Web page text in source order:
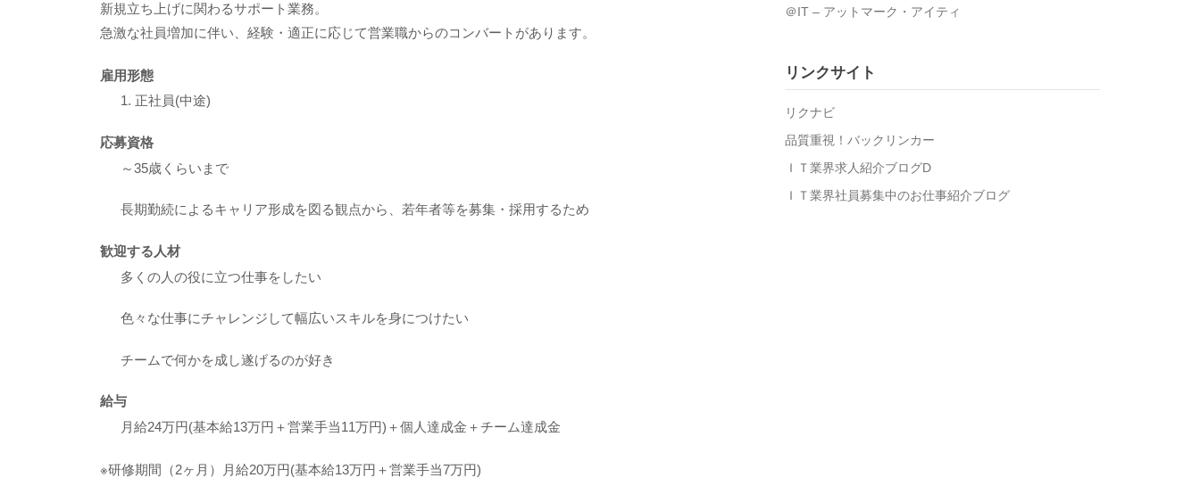
新規立ち上げに関わるサポート業務。
急激な社員増加に伴い、経験・適正に応じて営業職からのコンバートがあります。
雇用形態
1. 正社員(中途)
応募資格
～35歳くらいまで
長期勤続によるキャリア形成を図る観点から、若年者等を募集・採用するため
歓迎する人材
多くの人の役に立つ仕事をしたい
色々な仕事にチャレンジして幅広いスキルを身につけたい
チームで何かを成し遂げるのが好き
給与
月給24万円(基本給13万円＋営業手当11万円)＋個人達成金＋チーム達成金
※研修期間（2ヶ月）月給20万円(基本給13万円＋営業手当7万円)
＠IT – アットマーク・アイティ
リンクサイト
リクナビ
品質重視！バックリンカー
ＩＴ業界求人紹介ブログD
ＩＴ業界社員募集中のお仕事紹介ブログ